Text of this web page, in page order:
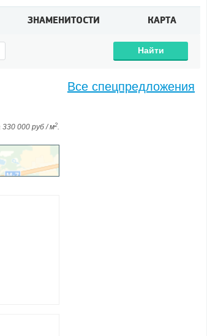
ЗНАМЕНИТОСТИ КАРТА
Найти
000 руб / м2.
Все спецпредложения